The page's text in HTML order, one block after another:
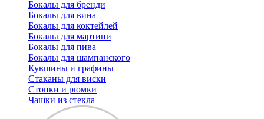
Бокалы для бренди
Бокалы для вина
Бокалы для коктейлей
Бокалы для мартини
Бокалы для пива
Бокалы для шампанского
Кувшины и графины
Стаканы для виски
Стопки и рюмки
Чашки из стекла